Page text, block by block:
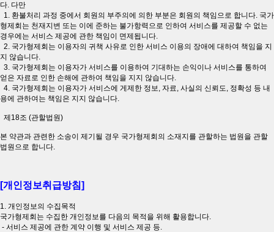
다. 다만
1. 환불처리 과정 중에서 회원의 부주의에 의한 부분은 회원의 책임으로 합니다. 국가
형제회는 천재지변 또는 이에 준하는 불가항력으로 인하여 서비스를 제공할 수 없는
경우에는 서비스 제공에 관한 책임이 면제됩니다.
2. 국가형제회는 이용자의 귀책 사유로 인한 서비스 이용의 장애에 대하여 책임을 지
지 않습니다.
3. 국가형제회는 이용자가 서비스를 이용하여 기대하는 손익이나 서비스를 통하여
얻은 자료로 인한 손해에 관하여 책임을 지지 않습니다.
4. 국가형제회는 이용자가 서비스에 게제한 정보, 자료, 사실의 신뢰도, 정확성 등 내
용에 관하여는 책임은 지지 않습니다.
제18조 (관할법원)
본 약관과 관련한 소송이 제기될 경우 국가형제회의 소재지를 관할하는 법원을 관할
법원으로 합니다.
[개인정보취급방침]
1. 개인정보의 수집목적
국가형제회는 수집한 개인정보를 다음의 목적을 위해 활용합니다.
- 서비스 제공에 관한 계약 이행 및 서비스 제공 등.